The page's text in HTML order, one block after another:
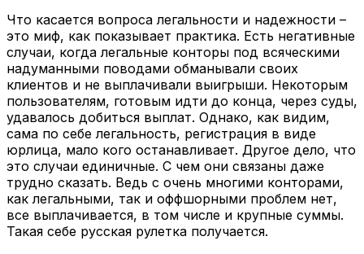
Что касается вопроса легальности и надежности –
это миф, как показывает практика. Есть негативные
случаи, когда легальные конторы под всяческими
надуманными поводами обманывали своих
клиентов и не выплачивали выигрыши. Некоторым
пользователям, готовым идти до конца, через суды,
удавалось добиться выплат. Однако, как видим,
сама по себе легальность, регистрация в виде
юрлица, мало кого останавливает. Другое дело, что
это случаи единичные. С чем они связаны даже
трудно сказать. Ведь с очень многими конторами,
как легальными, так и оффшорными проблем нет,
все выплачивается, в том числе и крупные суммы.
Такая себе русская рулетка получается.